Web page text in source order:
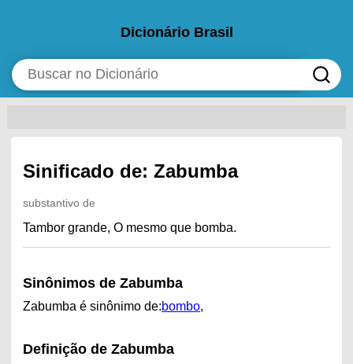
Dicionário Brasil
Sinificado de: Zabumba
substantivo de
Tambor grande, O mesmo que bomba.
Sinônimos de Zabumba
Zabumba é sinônimo de:bombo,
Definição de Zabumba